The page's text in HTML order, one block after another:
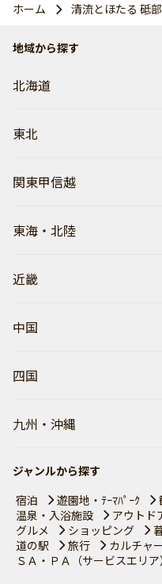
ホーム 清流とほたる 砥
地域から探す
北海道
東北
関東甲信越
東海・北陸
近畿
中国
四国
九州・沖縄
ジャンルから探す
宿泊
遊園地・ﾃｰﾏﾊﾟｰｸ
温泉・入浴施設
アウトド
グルメ
ショッピング
道の駅
旅行
カルチャ
ＳＡ・ＰＡ（サービスエリア）